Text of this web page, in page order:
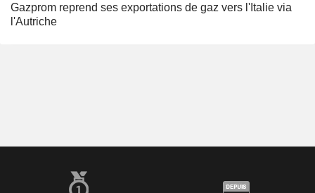
Gazprom reprend ses exportations de gaz vers l'Italie via
l'Autriche